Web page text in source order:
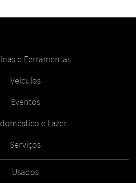
e Ferramentas
Veículos
Eventos
e Lazer
Serviços
Usados